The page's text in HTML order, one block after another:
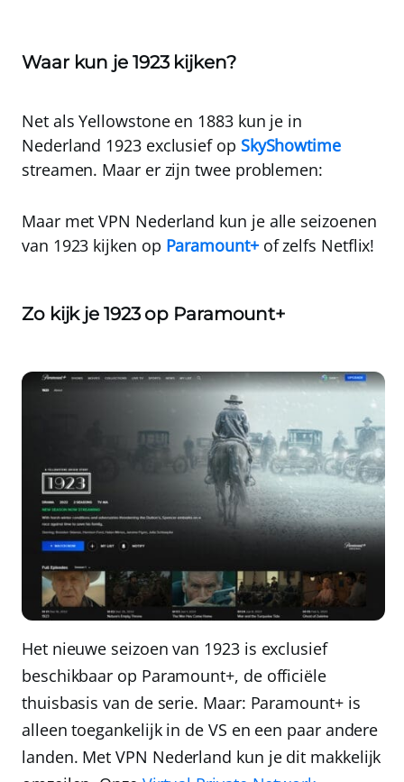
Waar kun je 1923 kijken?
Net als Yellowstone en 1883 kun je in
Nederland 1923 exclusief op SkyShowtime
streamen. Maar er zijn twee problemen:
Maar metVPN Nederland kun je alle seizoenen
van 1923 kijken op Paramount+of zelfs Netflix!
Zo kijk je 1923 op Paramount+
Het nieuwe seizoen van 1923 is exclusief
beschikbaar op Paramount+, de officiële
thuisbasis van de serie. Maar: Paramount+ is
alleen toegankelijk in de VS en een paar andere
landen. MetVPN Nederland kun je dit makkelijk